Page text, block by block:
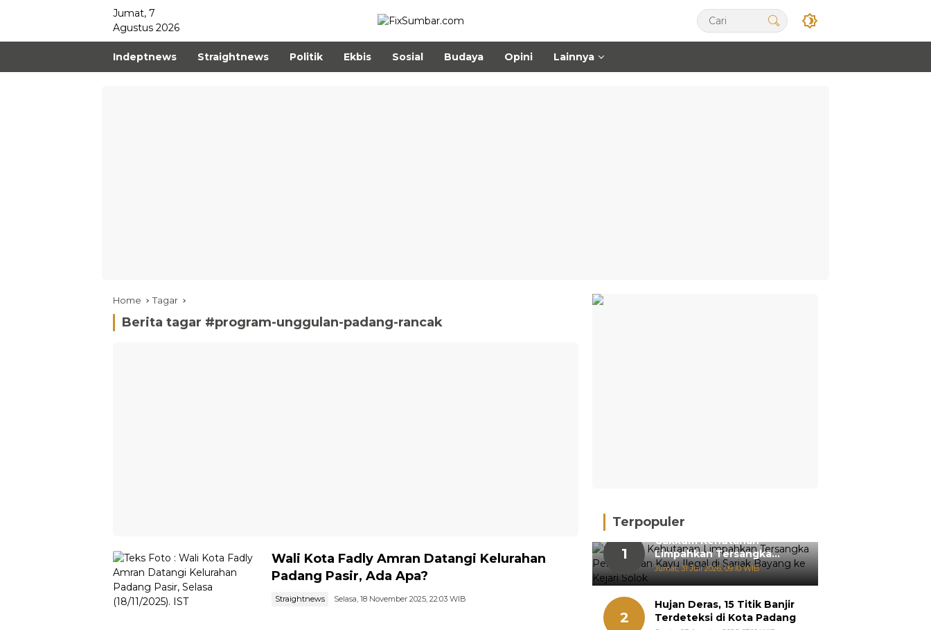
Jumat, 7
Agustus 2026
Indeptnews Straightnews Politik Ekbis Sosial Budaya Opini Lainnya
Home Tagar
Berita tagar #program-unggulan-padang-rancak
Wali Kota Fadly Amran Datangi Kelurahan
Padang Pasir, Ada Apa?
Straightnews Selasa, 18 November 2025, 22:03 WIB
Terpopuler
1
Gakkum Kehutanan
Limpahkan Tersangka
Pemanenan Kayu Ilegal di
Sariak Bayang ke Kejari
Jumat, 31 Juli 2026, 09:10 WIB
2
Hujan Deras, 15 Titik Banjir
Terdeteksi di Kota Padang